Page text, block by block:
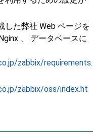
した弊社 Web ページを
、 データベースに
zabbix/requirements.
zabbix/oss/index.ht